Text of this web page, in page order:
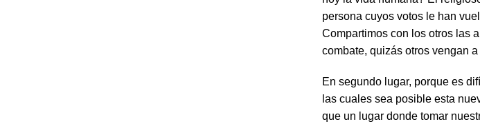
persona cuyos votos le han
Compartimos con los otros las
combate, quizás otros vengan
En segundo lugar, porque es
las cuales sea posible esta
que un lugar donde tomar